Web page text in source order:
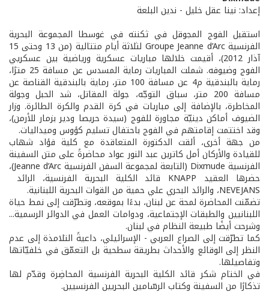
إعداد: نينا عقل خليل - ندين البلعة
استقبل الفوج المجوقل في ثكنته في غوسطا المجموعة البحرية
الفرنسية Groupe Jeanne d’Arc لثلاثة أيام متتالية (من 13 وحتى 15
آذار 2012)، أقيمت خلالها مباريات عسكرية ورياضية بين عسكريي
الفوج وضيوفه. شملت المباريات رماية المسدس عن مسافة 25 مترًا،
رماية بالبندقية م4 عن مسافة 100 متر، رماية بالبندقية القناصة عن
مسافة 200 متر، سباق التوجّه، جولة المقاتل، شد الحبل وجولة
المخاطرة، بالإضافة إلى مباريات في كرة القدم والكرة الطائرة. وزار
الضيوف أماكن دينيّة مجاورة للفوج (سيدة حريصا ودير بزمار للأرمن)،
وقد اختتمت إقامتهم في الفوج باحتفال تسليم كؤوس وميداليات.
من جهة أخرى، ألقت الدكتورة المتعاقدة مع كلية فؤاد شهاب
للقيادة والأركان أمل كاترين عبد النور عواد محاضرةً على متن السفينة
الفرنسية Dixmude (التابعة لمجموعة السفن الفرنسية Jeanne d’Arc)،
حضرها العقيد KNAPP قائد الكلية البحرية الفرنسية، الرائد
NEVEJANS، والرائد البحري علي حمية من القوات البحرية اللبنانية.
تضمّنت المحاضرة لمحة عن لبنان، بدءًا بموقعه، وتطرّقت إلى نمط حياة
اللبنانيين والطبقات الإجتماعية، ودوامات العمل في الدوائر الرسمية...
وشرحت أيضًا طبيعة النظام في لبنان.
كما تطرّقت إلى الصراع العربي - الإسرائيلي، داعيةً التلامذة إلى عدم
النظر إلى الوقائع والأحداث بطريقة سطحية بل التعمّق في خلفيّاتها
وتفاصيلها.
في الختام شكر قائد الكلية البحرية الفرنسية المحاضِرة وقدّم لها
تذكارًا من السفينة وكتاب الرسّامين البحريين الفرنسيين.